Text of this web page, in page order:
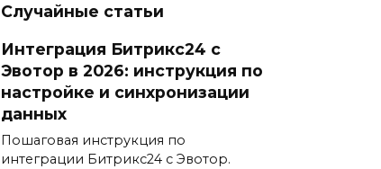
Случайные статьи
Интеграция Битрикс24 с
Эвотор в 2026: инструкция по
настройке и синхронизации
данных
Пошаговая инструкция по
интеграции Битрикс24 с Эвотор.